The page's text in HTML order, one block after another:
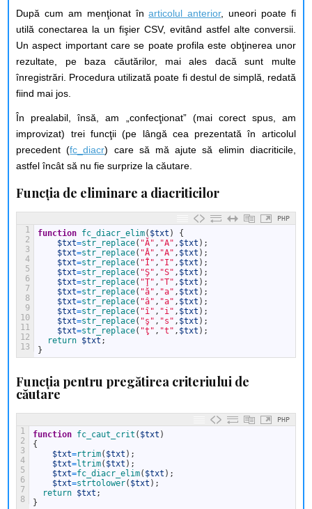
După cum am menţionat înarticolul anterior, uneori poate fi
utilă conectarea la un fişier CSV, evitând astfel alte conversii.
Un aspect important care se poate profila este obţinerea unor
rezultate, pe baza căutărilor, mai ales dacă sunt multe
înregistrări. Procedura utilizată poate fi destul de simplă, redată
fiind mai jos.
În prealabil, însă, am „confecţionat” (mai corect spus, am
improvizat) trei funcţii (pe lângă cea prezentată în articolul
precedent (fc_diacr) care să mă ajute să elimin diacriticile,
astfel încât să nu fie surprize la căutare.
Funcţia de eliminare a diacriticilor
PHP
1
2
3
4
5
6
7
8
9
10
11
12
13
function fc_diacr_elim( $txt )
{
$txt=str_replace( "Ă" , "A" , $txt ) ;
$txt=str_replace( "Â" , "A" , $txt ) ;
$txt=str_replace( "Î" , "I" , $txt ) ;
$txt=str_replace( "Ş" , "S" , $txt ) ;
$txt=str_replace( "Ţ" , "T" , $txt ) ;
$txt=str_replace( "ă" , "a" , $txt ) ;
$txt=str_replace( "â" , "a" , $txt ) ;
$txt=str_replace( "î" , "i" , $txt ) ;
$txt=str_replace( "ş" , "s" , $txt ) ;
$txt=str_replace( "ţ" , "t" , $txt ) ;
return $txt ;
}
Funcţia pentru pregătirea criteriului de
căutare
PHP
1
2
3
4
5
6
7
8
function fc_caut_crit ( $txt )
{
$txt=rtrim( $txt ) ;
$txt=ltrim( $txt ) ;
$txt=fc_diacr_elim( $txt ) ;
$txt=strtolower( $txt ) ;
return $txt ;
}